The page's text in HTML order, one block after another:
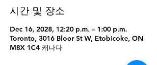
시간 및 장소
Dec 16, 2028, 12:20 p.m. – 1:00 p.m.
Toronto, 3016 Bloor St W, Etobicoke, ON
M8X 1C4 캐나다